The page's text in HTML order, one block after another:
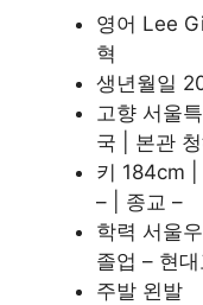
영어 Lee
혁
생년월일
고향 서울
국 | 본관
키 184cm
– | 종교 –
학력 서울
졸업 – 현
주발 왼발